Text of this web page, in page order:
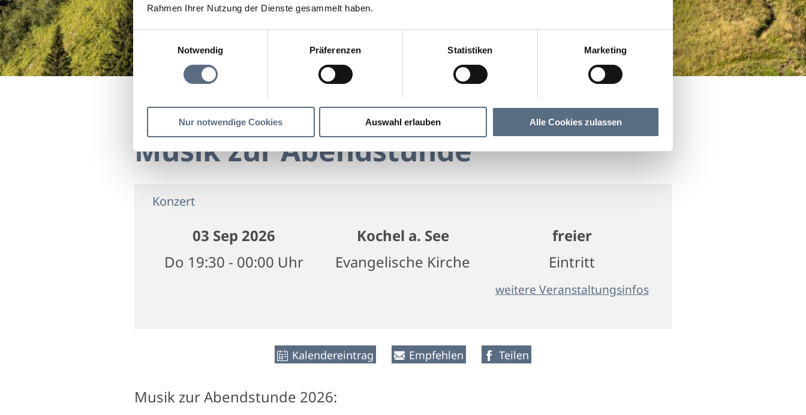
Rahmen Ihrer Nutzung der Dienste gesammelt haben.
Einwilligungsauswahl
Notwendig
Präferenzen Statistiken Marketing
Nur notwendige Cookies Auswahl erlauben Alle Cookies zulassen
Musik zur Abendstunde
Musik zur Abendstunde
Konzert
03 Sep 2026
Do 19:30 - 00:00 Uhr
Kochel a. See
Evangelische Kirche
freier
Eintritt
weitere Veranstaltungsinfos
Kalendereintrag Empfehlen Teilen
Musik zur Abendstunde 2026: